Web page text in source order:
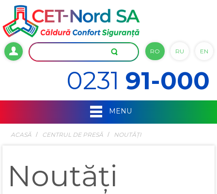
RO RU EN
0231 91-000
MENU
ACASĂ СENTRUL DE PRESĂ NOUTĂȚI
Noutăți